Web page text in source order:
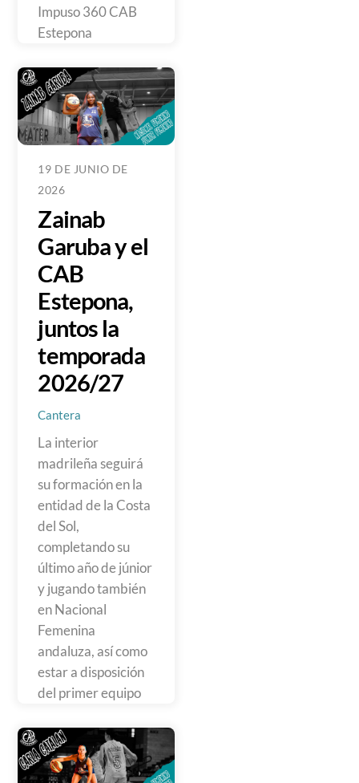
Impuso 360 CAB
Estepona
19 DE JUNIO DE
2026
Zainab
Garuba y el
CAB
Estepona,
juntos la
temporada
2026/27
Cantera
La interior
madrileña seguirá
su formación en la
entidad de la Costa
del Sol,
completando su
último año de júnior
y jugando también
en Nacional
Femenina
andaluza, así como
estar a disposición
del primer equipo